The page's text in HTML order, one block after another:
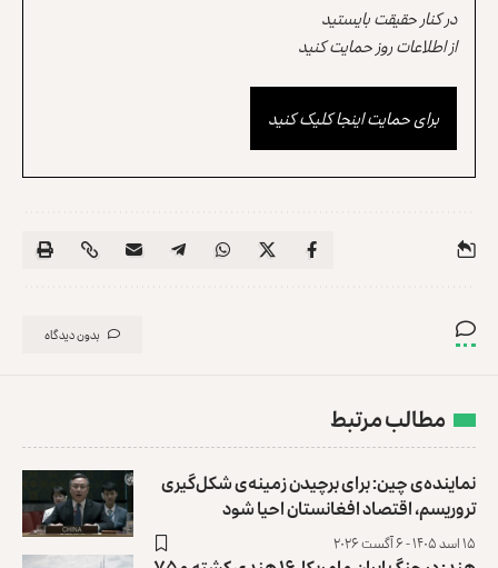
در کنار حقیقت بایستید
از اطلاعات روز حمایت کنید
برای حمایت اینجا کلیک کنید
بدون دیدگاه
مطالب مرتبط
نماینده‌ی چین: برای برچیدن زمینه‌ی شکل‌گیری
تروریسم، اقتصاد افغانستان احیا شود
۱۵ اسد ۱۴۰۵ - ۶ آگست ۲۰۲۶